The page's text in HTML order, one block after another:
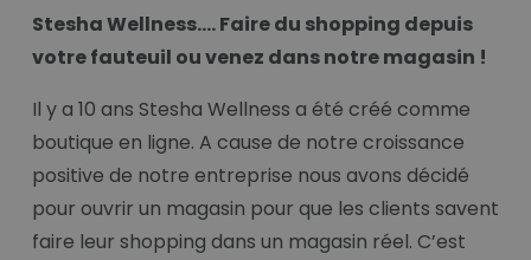
Stesha Wellness…. Faire du shopping depuis
votre fauteuil ou venez dans notre magasin !
Il y a 10 ans Stesha Wellness a été créé comme
boutique en ligne. A cause de notre croissance
positive de notre entreprise nous avons décidé
pour ouvrir un magasin pour que les clients savent
faire leur shopping dans un magasin réel. C’est